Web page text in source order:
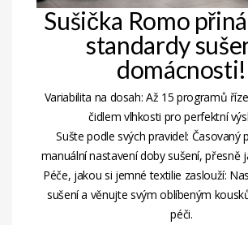
Sušička Romo
standardy
domácnosti!
Variabilita na dosah: Až 15 programů
čidlem vlhkosti pro perfektní
Sušte podle svých pravidel: Časovaný
manuální nastavení doby sušení, přesně
Péče, jakou si jemné textilie zaslouží:
sušení a věnujte svým oblíbeným
péči.